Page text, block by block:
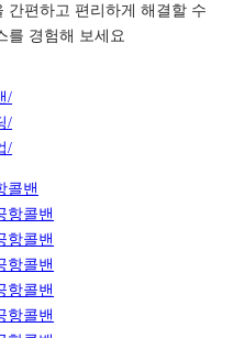
간편하고 편리하게 해결할 수
를 경험해 보세요
/
/
/
콜밴
항콜밴
항콜밴
항콜밴
항콜밴
항콜밴